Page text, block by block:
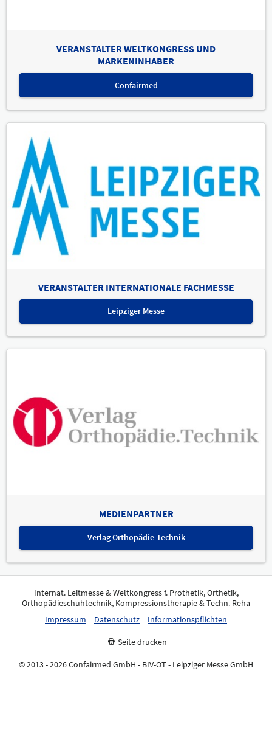
VERANSTALTER WELTKONGRESS UND
MARKENINHABER
Confairmed
VERANSTALTER INTERNATIONALE FACHMESSE
Leipziger Messe
MEDIENPARTNER
Verlag Orthopädie-Technik
Internat. Leitmesse & Weltkongress f. Prothetik, Orthetik,
Orthopädieschuhtechnik, Kompressionstherapie & Techn. Reha
Impressum
Datenschutz Informationspflichten
Seite drucken
© 2013 - 2026 Confairmed GmbH - BIV-OT - Leipziger Messe GmbH